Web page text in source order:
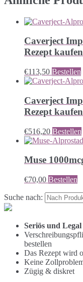
Caverject
Rezept kaufen
€113,50 Bestellen
Caverject
Rezept kaufen
€516,20 Bestellen
Muse
€70,00 Bestellen
Suche nach:
Seriös und
bestellen
Das Rezept wird
Keine
Zügig & diskret